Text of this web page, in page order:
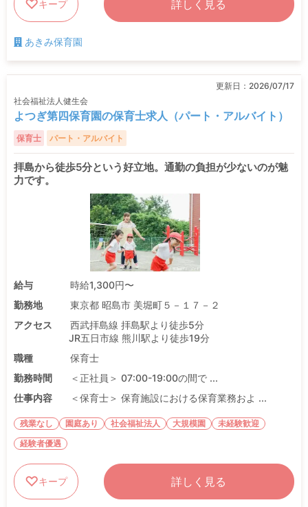
キープ 詳しく見る
あきみ保育園
更新日： 2026/07/17
社会福祉法人健生会
よつぎ第四保育園の保育士求人（パート・アルバイト）
保育士 パート・アルバイト
拝島から徒歩5分という好立地。通勤の負担が少ないのが魅
力です。
給与
時給1,300円〜
勤務地
東京都 昭島市 美堀町５－１７－２
アクセス
西武拝島線 拝島駅より徒歩5分
JR五日市線 熊川駅より徒歩19分
職種
保育士
勤務時間
＜正社員＞ 07:00-19:00の間で ...
仕事内容
＜保育士＞ 保育施設における保育業務およ ...
残業なし 園庭あり 社会福祉法人 大規模園
未経験歓迎
経験者優遇
キープ 詳しく見る